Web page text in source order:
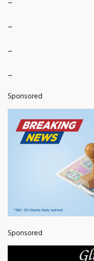
_
_
_
Sponsored
Sponsored